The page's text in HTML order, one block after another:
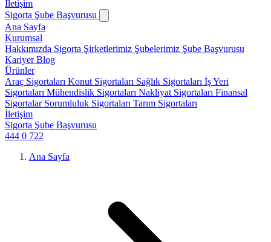
İletişim
Sigorta Şube Başvurusu
Ana Sayfa
Kurumsal
Hakkımızda Sigorta Şirketlerimiz Şubelerimiz Şube Başvurusu
KariyerBlog
Ürünler
Araç Sigortaları Konut Sigortaları Sağlık Sigortaları İş Yeri
Sigortaları Mühendislik Sigortaları Nakliyat Sigortaları Finansal
Sigortalar Sorumluluk Sigortaları Tarım Sigortaları
İletişim
Sigorta Şube Başvurusu
444 0 722
Ana Sayfa